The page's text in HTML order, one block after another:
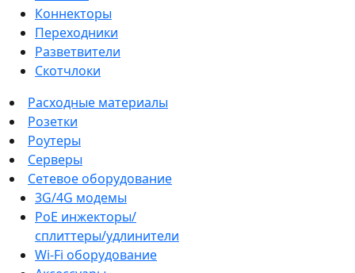
Коннекторы
Переходники
Разветвители
Скотчлоки
Расходные материалы
Розетки
Роутеры
Серверы
Сетевое оборудование
3G/4G модемы
PoE инжекторы/
сплиттеры/удлинители
Wi-Fi оборудование